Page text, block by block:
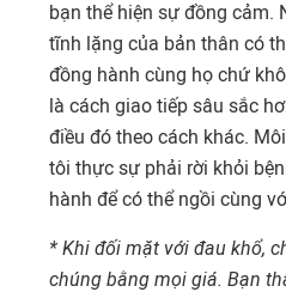
bạn thể hiện sự đồng cảm.
tĩnh lặng của bản thân có
đồng hành cùng họ chứ
là cách giao tiếp sâu sắc
điều đó theo cách khác.
tôi thực sự phải rời khỏi
hành để có thể ngồi cùng
* Khi đối mặt với đau khổ,
chúng bằng mọi giá. Bạn